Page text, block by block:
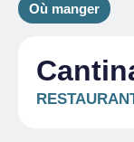
Où manger